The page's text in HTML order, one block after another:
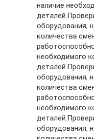
наличие
оборудования,
количества
необходимого
оборудования,
количества
необходимого
оборудования,